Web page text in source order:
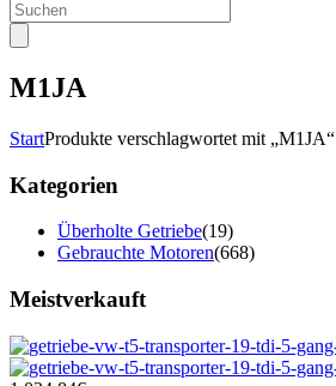
Products
search
M1JA
StartProdukte verschlagwortet mit „M1JA“
Kategorien
Überholte Getriebe(19)
Gebrauchte Motoren(668)
Meistverkauft